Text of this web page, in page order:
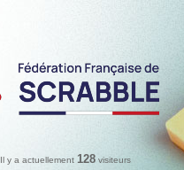
Il y a actuellement 128 visiteurs